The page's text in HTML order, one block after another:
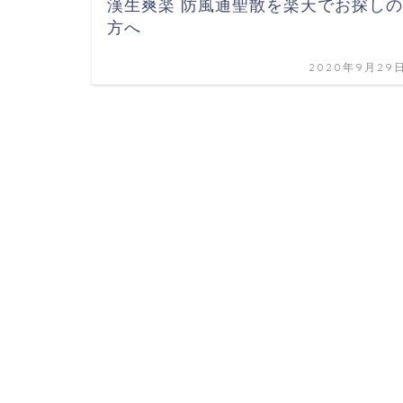
漢生爽楽 防風通聖散を楽天でお探しの
方へ
2020年9月29